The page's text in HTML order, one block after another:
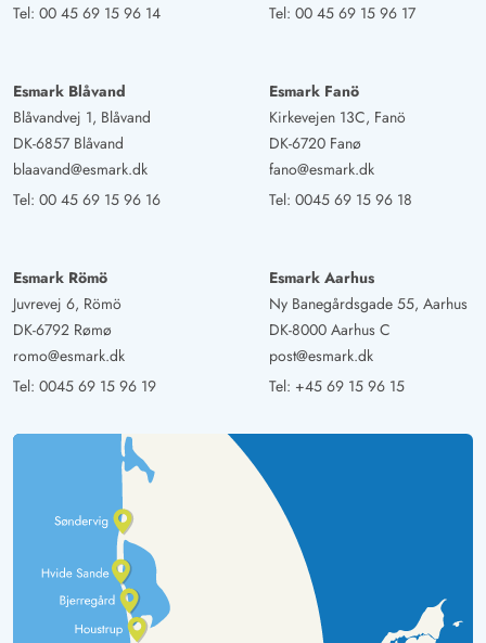
Tel: 00 45 69 15 96 14
Tel: 00 45 69 15 96 17
Esmark Blåvand
Blåvandvej 1, Blåvand
DK-6857 Blåvand
blaavand@esmark.dk
Tel: 00 45 69 15 96 16
Esmark Fanö
Kirkevejen 13C, Fanö
DK-6720 Fanø
fano@esmark.dk
Tel: 0045 69 15 96 18
Esmark Römö
Juvrevej 6, Römö
DK-6792 Rømø
romo@esmark.dk
Tel: 0045 69 15 96 19
Esmark Aarhus
Ny Banegårdsgade 55, Aarhus
DK-8000 Aarhus C
post@esmark.dk
Tel: +45 69 15 96 15